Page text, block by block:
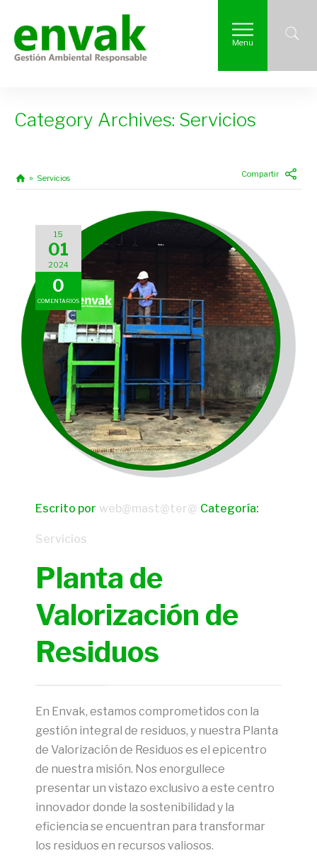
Menu
Category Archives: Servicios
Servicios Compartir
15
01
2024
0
COMENTARIOS
Escrito por web@mast@ter@ Categoría:
Servicios
Planta de
Valorización de
Residuos
En Envak, estamos comprometidos con la
gestión integral de residuos, y nuestra Planta
de Valorización de Residuos es el epicentro
de nuestra misión. Nos enorgullece
presentar un vistazo exclusivo a este centro
innovador donde la sostenibilidad y la
eficiencia se encuentran para transformar
los residuos en recursos valiosos.